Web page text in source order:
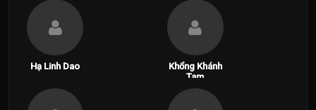
Hạ Linh Dao
Khổng Khánh
Tam